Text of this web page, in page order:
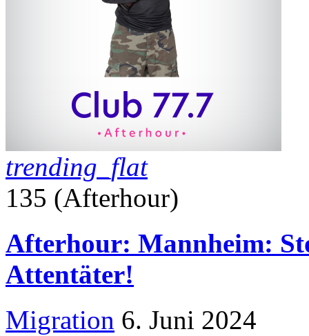
trending_flat
135 (Afterhour)
Afterhour: Mannheim:
Attentäter!
Migration 6. Juni 2024